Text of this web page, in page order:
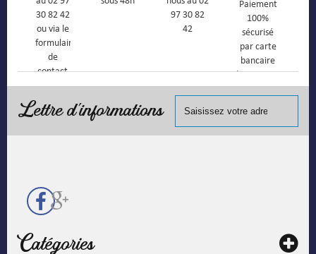
30 82 42
ou via le
formulaire
de
contact
97 30 82
42
Paiement
100%
sécurisé
par carte
bancaire
(Mastercard,
Visa, ...) et
Lettre d'informations
Catégories